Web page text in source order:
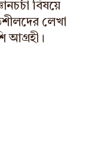
বিষয়ে
লেখা
আগ্রহী।